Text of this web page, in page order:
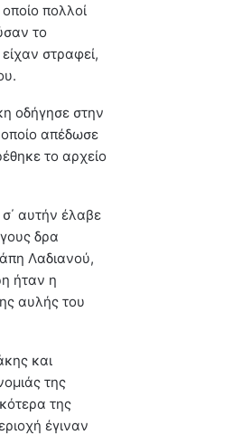
πολλοί
το
στραφεί,
οδήγησε στην
απέδωσε
το αρχείο
αυτήν έλαβε
δρα
Λαδιανού,
ήταν η
αυλής του
και
της
της
έγιναν